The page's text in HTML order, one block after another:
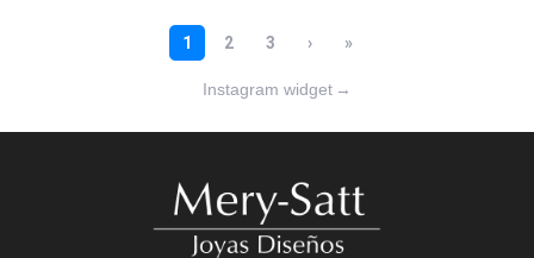
Instagram widget →